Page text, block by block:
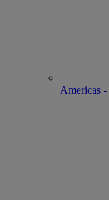
Americas